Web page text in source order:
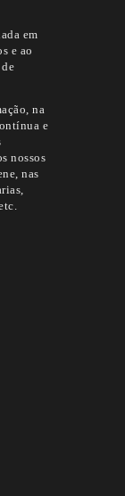
em
e ao
na
e
nossos
nas